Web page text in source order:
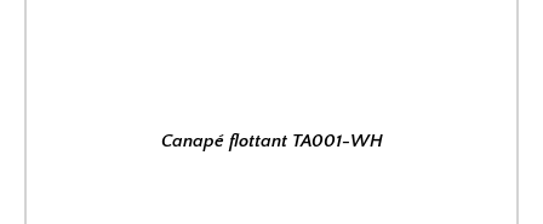
Canapé flottant TA001-WH